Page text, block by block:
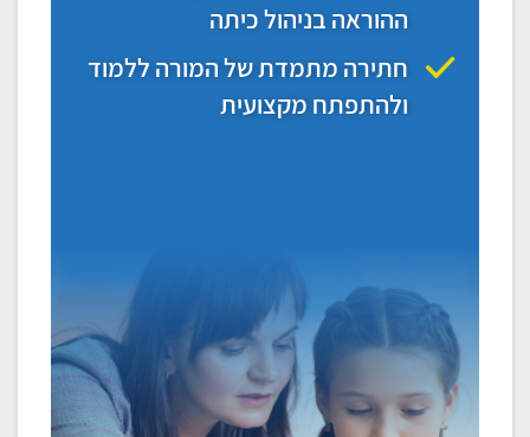
ההוראה בניהול כיתה
חתירה מתמדת של המורה ללמוד
ולהתפתח מקצועית